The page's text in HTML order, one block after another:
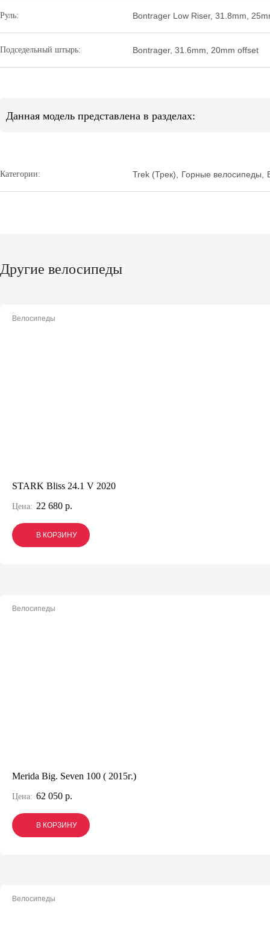
Руль: Bontrager Low Riser, 31.8mm,
Подседельный штырь: Bontrager, 31.6mm, 20mm offset
Данная модель представлена в разделах:
Категории: Trek (Трек) Горные велосипеды
Другие велосипеды
Велосипеды
STARK Bliss 24.1 V 2020
Цена: 22 680 р.
В КОРЗИНУ
В КОРЗИНУ
В КОРЗИНУ
Велосипеды
Merida Big. Seven 100 ( 2015г.)
Цена: 62 050 р.
В КОРЗИНУ
В КОРЗИНУ
В КОРЗИНУ
Велосипеды